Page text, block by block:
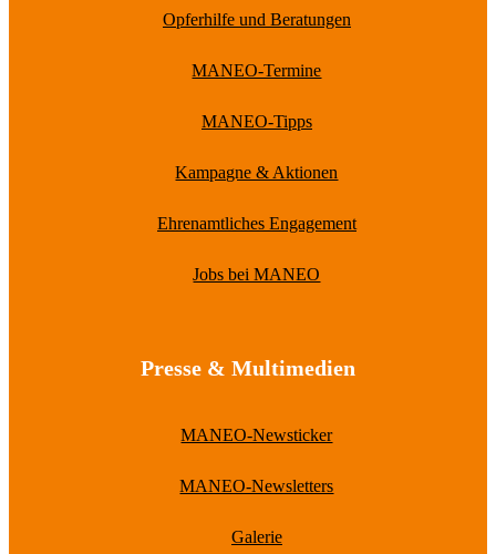
Opferhilfe und Beratungen
MANEO-Termine
MANEO-Tipps
Kampagne & Aktionen
Ehrenamtliches Engagement
Jobs bei MANEO
Presse & Multimedien
MANEO-Newsticker
MANEO-Newsletters
Galerie